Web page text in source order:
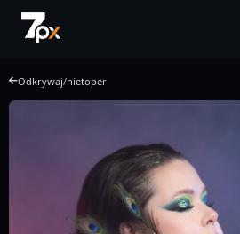
Odkrywaj/nietoper